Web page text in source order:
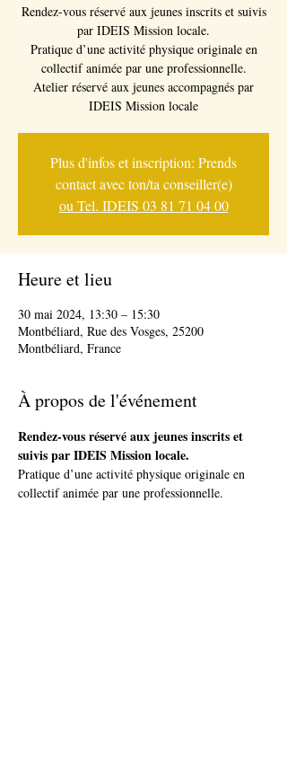
Rendez-vous réservé aux jeunes inscrits et suivis
par IDEIS Mission locale.
Pratique d’une activité physique originale en
collectif animée par une professionnelle.
Atelier réservé aux jeunes accompagnés par
IDEIS Mission locale
Plus d'infos et inscription: Prends
contact avec ton/ta conseiller(e)
ou Tel. IDEIS 03 81 71 04 00
Heure et lieu
30 mai 2024, 13:30 – 15:30
Montbéliard, Rue des Vosges, 25200
Montbéliard, France
À propos de l'événement
Rendez-vous réservé aux jeunes inscrits et
suivis par IDEIS Mission locale.
Pratique d’une activité physique originale en
collectif animée par une professionnelle.